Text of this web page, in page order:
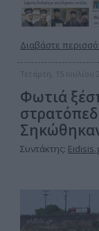
Διαβάστε
Τετάρτη, 15 Ιουλίου
Φωτιά
Συντάκτης: